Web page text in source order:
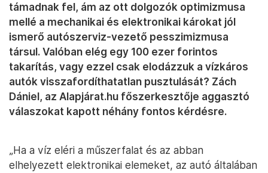
támadnak fel, ám az ott dolgozók optimizmusa
mellé a mechanikai és elektronikai károkat jól
ismerő autószerviz-vezető pesszimizmusa
társul. Valóban elég egy 100 ezer forintos
takarítás, vagy ezzel csak elodázzuk a vízkáros
autók visszafordíthatatlan pusztulását? Zách
Dániel, az Alapjárat.hu főszerkesztője aggasztó
válaszokat kapott néhány fontos kérdésre.
„Ha a víz eléri a műszerfalat és az abban
elhelyezett elektronikai elemeket, az autó általában